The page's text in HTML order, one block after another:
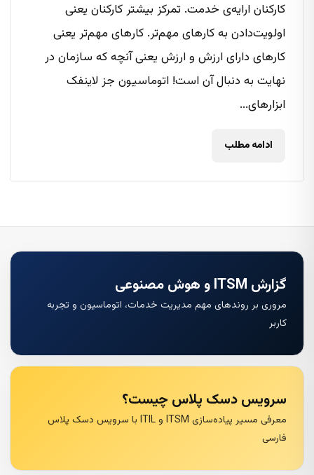
کارکنان ارایه‌ی خدمت. تمرکز بیشتر کارکنان یعنی
اولویت‌‌دادن به کارهای مهم‌تر. کارهای مهم‌تر یعنی
کارهای دارای ارزش و ارزش یعنی آنچه که سازمان در
نهایت به دنبال آن است! اتوماسیون جز لاینفک
ابزارهای...
ادامه مطلب
گزارش ITSM و هوش مصنوعی
مروری بر روندهای مهم مدیریت خدمات، اتوماسیون و تجربه
کاربر
سرویس دسک پلاس چیست؟
معرفی مسیر پیاده‌سازی ITSM و ITIL با سرویس دسک پلاس
فارسی